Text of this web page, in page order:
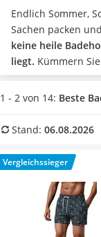
Sneaker Herren
Geldbörse Herren
Knirps-Regenschirm
Periodenunterwäsche
RFID-Schutzkarte
Motorradbrillen
Ausweishülle
Beheizbare
Gesundheitsschuhe
Endlich Sommer,
Sachen packen
keine heile
liegt. Kümmern
Achten Sie vor
Ihrer Wahl sollte
der Hose sind
ist? In unserer
Antwort.
das Modell
Eigenschaften.
1 - 2 von 14: Beste
Stand: 06.08.2026
Vergleichssieger